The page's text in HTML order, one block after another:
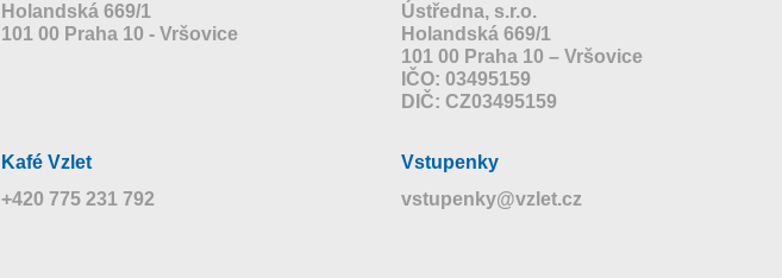
Holandská 669/1
101 00 Praha 10 - Vršovice
Ústředna, s.r.o.
Holandská 669/1
101 00 Praha 10 – Vršovice
IČO: 03495159
DIČ: CZ03495159
Kafé Vzlet
+420 775 231 792
Vstupenky
vstupenky@vzlet.cz